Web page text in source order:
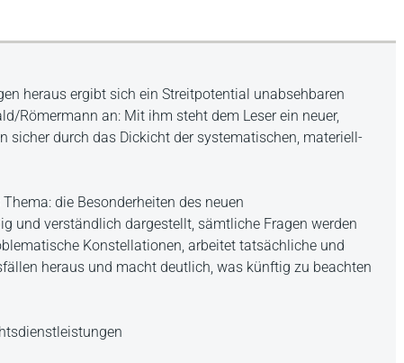
heraus ergibt sich ein Streitpotential unabsehbaren
Römermann an: Mit ihm steht dem Leser ein neuer,
sicher durch das Dickicht der systematischen, materiell-
die Besonderheiten des neuen
und verständlich dargestellt, sämtliche Fragen werden
Konstellationen, arbeitet tatsächliche und
heraus und macht deutlich, was künftig zu beachten